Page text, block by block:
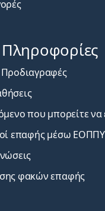
που μπορείτε να
επαφής μέσω ΕΟΠΠΥ
φακών επαφής